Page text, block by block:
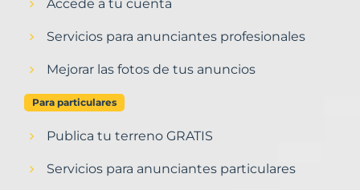
Accede a tu cuenta
Servicios para anunciantes profesionales
Mejorar las fotos de tus anuncios
Para particulares
Publica tu terreno GRATIS
Servicios para anunciantes particulares